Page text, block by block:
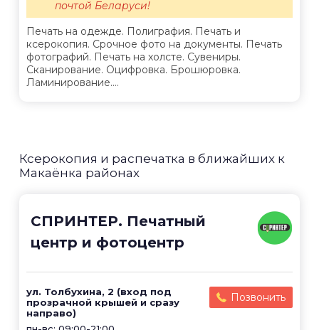
Печать на одежде. Полиграфия. Печать и
ксерокопия. Срочное фото на документы. Печать
фотографий. Печать на холсте. Сувениры.
Сканирование. Оцифровка. Брошюровка.
Ламинирование....
почтой Беларуси!
Ксерокопия и распечатка в ближайших к
Макаёнка районах
СПРИНТЕР. Печатный
центр и фотоцентр
ул. Толбухина, 2 (вход под
прозрачной крышей и сразу
направо)
Позвонить